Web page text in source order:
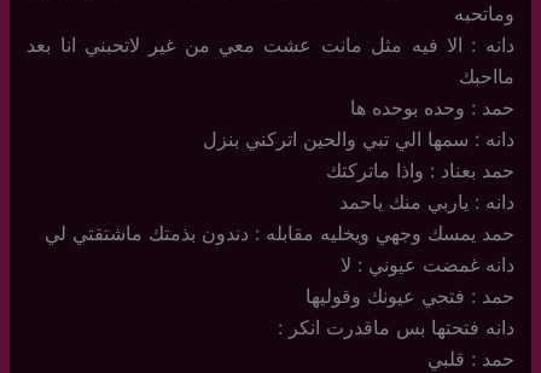
وماتحبه
دانه : الا فيه مثل مانت عشت معي من غير لاتحبني انا بعد
مااحبك
حمد : وحده بوحده ها
دانه : سمها الي تبي والحين اتركني بنزل
حمد بعناد : واذا ماتركتك
دانه : ياربي منك ياحمد
حمد يمسك وجهي ويخليه مقابله : دندون بذمتك ماشتقتي لي
دانه غمضت عيوني : لا
حمد : فتحي عيونك وقوليها
دانه فتحتها بس ماقدرت انكر :
حمد : قلبي